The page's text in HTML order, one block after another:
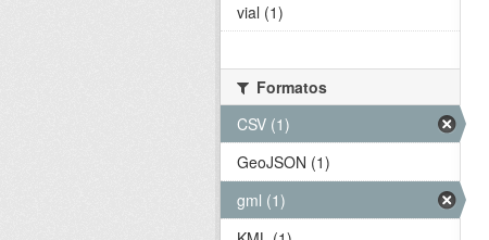
vial (1)
Formatos
CSV (1)
GeoJSON (1)
gml (1)